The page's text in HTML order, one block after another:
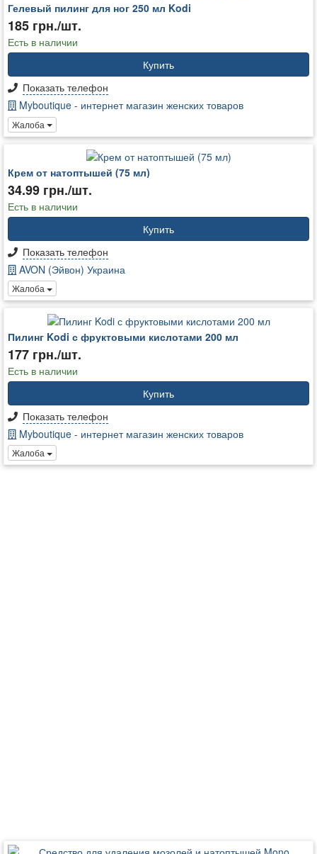
Гелевый пилинг для ног 250 мл Kodi
185 грн./шт.
Есть в наличии
Купить
Показать телефон
Myboutique - интернет магазин женских товаров
Жалоба
Крем от натоптышей (75 мл)
34.99 грн./шт.
Есть в наличии
Купить
Показать телефон
AVON (Эйвон) Украина
Жалоба
Пилинг Kodi с фруктовыми кислотами 200 мл
177 грн./шт.
Есть в наличии
Купить
Показать телефон
Myboutique - интернет магазин женских товаров
Жалоба